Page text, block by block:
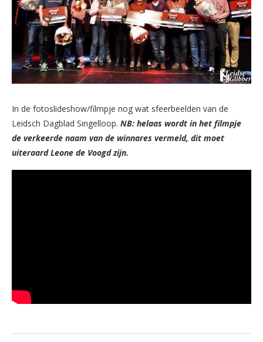
In de fotoslideshow/filmpje nog wat sfeerbeelden van de
Leidsch Dagblad Singelloop. NB: helaas wordt in het filmpje
de verkeerde naam van de winnares vermeld, dit moet
uiteraard Leone de Voogd zijn.